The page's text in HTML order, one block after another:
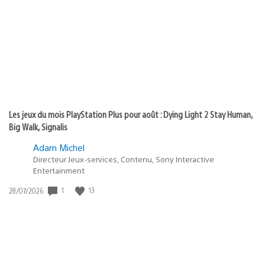
Les jeux du mois PlayStation Plus pour août : Dying Light 2 Stay Human,
Big Walk, Signalis
Adam Michel
Directeur Jeux-services, Contenu, Sony Interactive
Entertainment
Date
28/07/2026 1 13